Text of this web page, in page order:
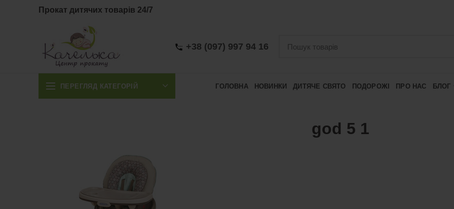
Прокат дитячих товарів 24/7
+38 (097) 997 94 16
ПЕРЕГЛЯД КАТЕГОРІЙ ГОЛОВНА НОВИНКИ ДИТЯЧЕ СВЯТО ПОДОРОЖІ ПРО НАС БЛОГ
god 5 1